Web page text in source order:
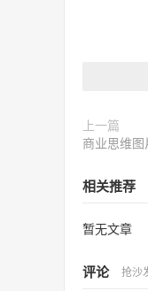
上一篇
商业思维
相关推荐
暂无文章
评论 抢沙